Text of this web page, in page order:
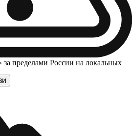
за пределами России на локальных